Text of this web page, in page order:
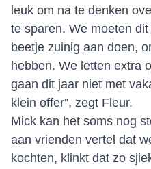
leuk om na te denken
te sparen. We moeten
beetje zuinig aan doen,
hebben. We letten extra
gaan dit jaar niet met
klein offer”, zegt Fleur.
Mick kan het soms nog
aan vrienden vertel dat
kochten, klinkt dat zo